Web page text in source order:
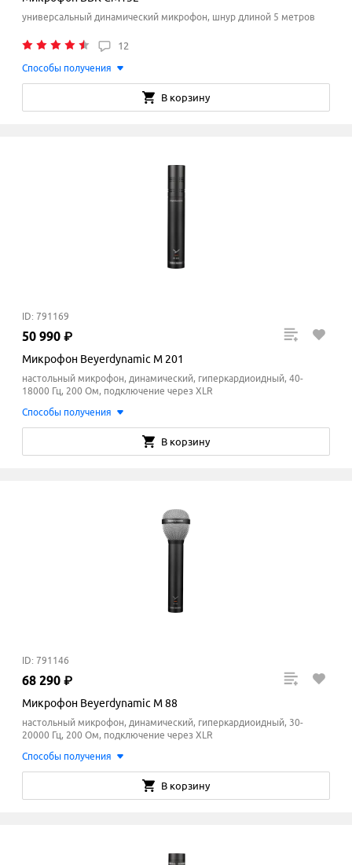
универсальный динамический микрофон, шнур длиной 5 метров
12
Способы получения
В корзину
ID: 791169
50 990 ₽
Микрофон Beyerdynamic M 201
настольный микрофон, динамический, гиперкардиоидный, 40-
18000 Гц, 200 Ом, подключение через XLR
Способы получения
В корзину
ID: 791146
68 290 ₽
Микрофон Beyerdynamic M 88
настольный микрофон, динамический, гиперкардиоидный, 30-
20000 Гц, 200 Ом, подключение через XLR
Способы получения
В корзину